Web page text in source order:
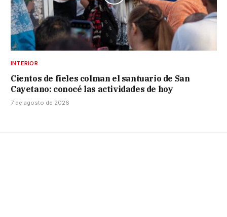
INTERIOR
Cientos de fieles colman el santuario de San
Cayetano: conocé las actividades de hoy
7 de agosto de 2026